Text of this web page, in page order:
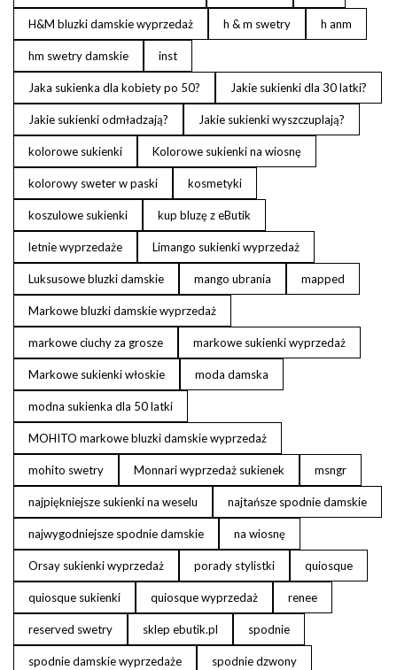
H&M bluzki damskie wyprzedaż h & m swetry h anm
hm swetry damskie inst
Jaka sukienka dla kobiety po 50? Jakie sukienki dla 30 latki?
Jakie sukienki odmładzają? Jakie sukienki wyszczuplają?
kolorowe sukienki Kolorowe sukienki na wiosnę
kolorowy sweter w paski kosmetyki
koszulowe sukienki kup bluzę z eButik
letnie wyprzedaże Limango sukienki wyprzedaż
Luksusowe bluzki damskie mango ubrania mapped
Markowe bluzki damskie wyprzedaż
markowe ciuchy za grosze markowe sukienki wyprzedaż
Markowe sukienki włoskie moda damska
modna sukienka dla 50 latki
MOHITO markowe bluzki damskie wyprzedaż
mohito swetry Monnari wyprzedaż sukienek msngr
najpiękniejsze sukienki na weselu najtańsze spodnie damskie
najwygodniejsze spodnie damskie na wiosnę
Orsay sukienki wyprzedaż porady stylistki quiosque
quiosque sukienki quiosque wyprzedaż renee
reserved swetry sklep ebutik.pl spodnie
spodnie damskie wyprzedaże spodnie dzwony